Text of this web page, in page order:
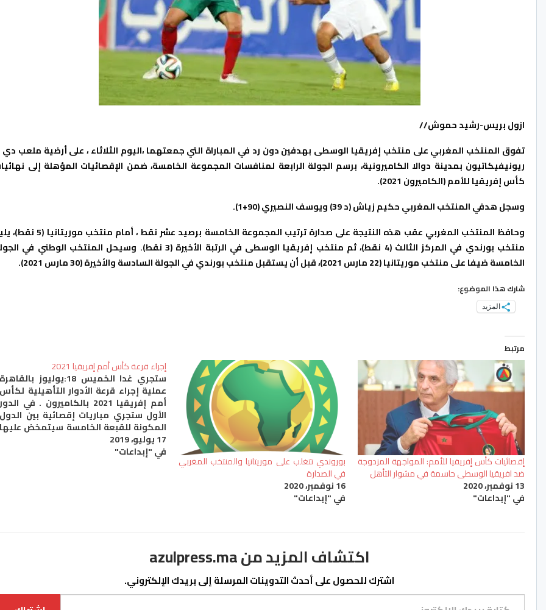
ازول بريس-رشيد حموش//
تفوق المنتخب المغربي على منتخب إفريقيا الوسطى بهدفين دون رد في المباراة التي جمعتهما ،اليوم الثلاثاء ، على أرضية ملعب دي
ريونيفيكاتيون بمدينة دوالا الكاميرونية، برسم الجولة الرابعة لمنافسات المجموعة الخامسة، ضمن الإقصائيات المؤهلة إلى
كأس إفريقيا للأمم (الكاميرون 2021).
وسجل هدفي المنتخب المغربي حكيم زياش (د 39) ويوسف النصيري (90+1).
وحافظ المنتخب المغربي عقب هذه النتيجة على صدارة ترتيب المجموعة الخامسة برصيد عشر نقط ، أمام
منتخب بورندي في المركز الثالث (4 نقط)، ثم منتخب إفريقيا الوسطى في الرتبة الأخيرة (3 نقط). وسيحل المنتخب الوطني في
الخامسة ضيفا على منتخب موريتانيا (22 مارس 2021)، قبل أن يستقبل منتخب بورندي في الجولة السادسة والأخيرة (30 مارس 2021).
شارك هذا الموضوع:
المزيد
مرتبط
إقصائيات كأس إفريقيا للأمم: المواجهة المزدوجة
ضد افريقيا الوسطى حاسمة في مشوار التأهل
13 نوفمبر، 2020
في "إبداعات"
بوروندي تتغلب على موريتانيا والمنتخب المغربي
في الصدارة
16 نوفمبر، 2020
في "إبداعات"
إجراء قرعة كأس أمم إفريقيا 2021
ستجري غدا الخميس 18:يوليوز بالقاهرة
عملية إجراء قرعة الأدوار التأهيلية لكأس
أمم إفريقيا 2021 بالكاميرون . في الدور
الأول ستجري مباريات إقصائية بين الدول
المكونة للقبعة الخامسة سيتمخض عليها
تأهيل أربع منتخبات ستضاف لمنتخبات
القبعة الرابعة في الدور الثاني سيتم
17 يوليو، 2019
في "إبداعات"
اكتشاف المزيد من azulpress.ma
اشترك للحصول على أحدث التدوينات المرسلة إلى بريدك الإلكتروني.
كتابة بريدك الإلكتروني...